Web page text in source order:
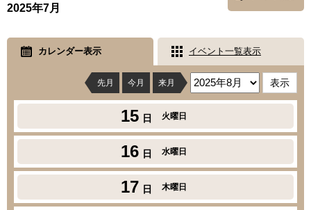
2025年7月
カレンダー表示 イベント一覧表示
先月 今月 来月
15 日 火曜日
16 日 水曜日
17 日 木曜日